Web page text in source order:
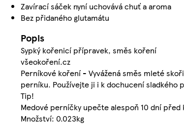
Zavírací sáček nyní uchovává chuť a aroma
Bez přidaného glutamátu
Popis
Sypký kořenicí přípravek, směs koření
všeokoření.cz
Perníkové koření - Vyvážená směs mleté
perníku. Používejte ji i k dochucení sladkého
Tip!
Medové perníčky upečte alespoň 10 dní
Množství: 0.023kg